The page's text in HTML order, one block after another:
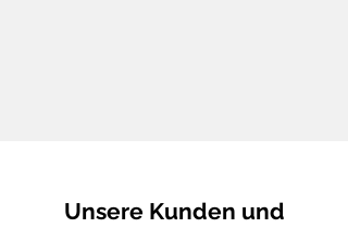
Unsere Kunden und